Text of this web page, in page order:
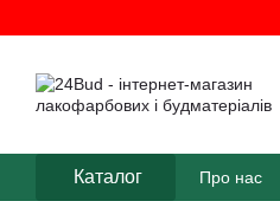
Каталог Про нас